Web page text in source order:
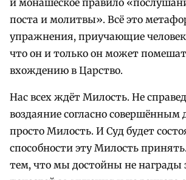
поста и молитвы». Всё это
упражнения, приучающие
что он и только он может
вхождению в Царство.
Нас всех ждёт Милость. Не
воздаяние согласно совершённым
просто Милость. И Суд будет
способности эту Милость
тем, что мы достойны не награды